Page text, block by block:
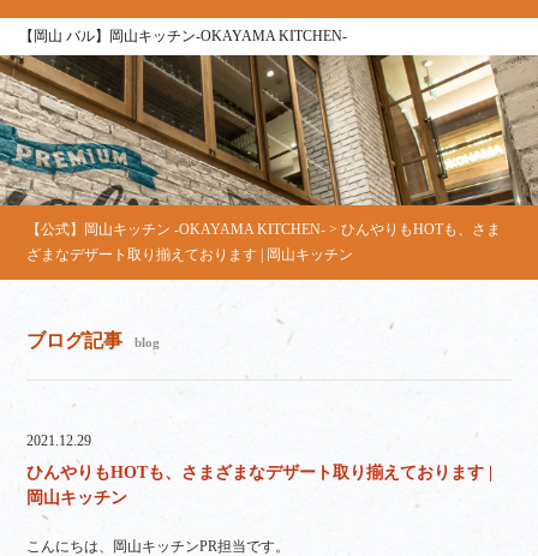
【岡山 バル】岡山キッチン‐OKAYAMA KITCHEN‐
【公式】岡山キッチン ‐OKAYAMA KITCHEN‐ >ひんやりもHOTも、さま
ざまなデザート取り揃えております | 岡山キッチン
ブログ記事 blog
2021.12.29
ひんやりもHOTも、さまざまなデザート取り揃えております |
岡山キッチン
こんにちは、岡山キッチンPR担当です。